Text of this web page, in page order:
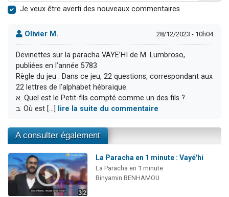
Je veux être averti des nouveaux commentaires
Olivier M. 28/12/2023 - 10h04
Devinettes sur la paracha VAYE’HI de M. Lumbroso,
publiées en l’année 5783
Règle du jeu : Dans ce jeu, 22 questions, correspondant aux
22 lettres de l’alphabet hébraïque.
א. Quel est le Petit-fils compté comme un des fils ?
ב. Où est [...] lire la suite du commentaire
A consulter également
La Paracha en 1 minute : Vayé'hi
La Paracha en 1 minute
Binyamin BENHAMOU